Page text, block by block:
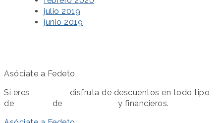
julio 2019
junio 2019
Asóciate a Fedeto
Si eres
disfruta de descuentos en todo tipo
de
de
y financieros.